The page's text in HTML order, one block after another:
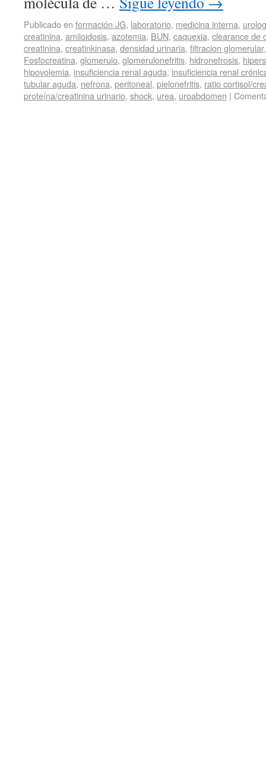
Publicado en formación JG, laboratorio, medicina interna,
creatinina, amiloidosis, azotemia, BUN, caquexia, clearance de
creatinina, creatinkinasa, densidad urinaria, filtracion glomerular
Fosfocreatina, glomerulo, glomerulonefritis, hidronefrosis,
hipovolemia, insuficiencia renal aguda, insuficiencia renal
tubular aguda, nefrona, peritoneal, pielonefritis, ratio cortisol/
proteína/creatinina urinario, shock, urea, uroabdomen |